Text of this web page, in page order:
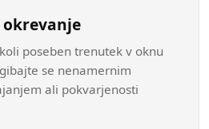
okrevanje
poseben trenutek v oknu
se nenamernim
ali pokvarjenosti